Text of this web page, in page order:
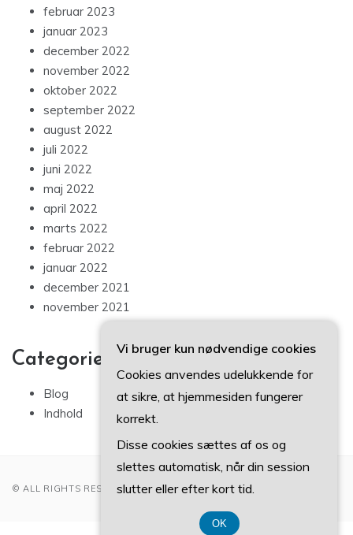
februar 2023
januar 2023
december 2022
november 2022
oktober 2022
september 2022
august 2022
juli 2022
juni 2022
maj 2022
april 2022
marts 2022
februar 2022
januar 2022
december 2021
november 2021
Categories
Blog
Indhold
© ALL RIGHTS RESERVED 2022
Vi bruger kun nødvendige cookies
Cookies anvendes udelukkende for
at sikre, at hjemmesiden fungerer
korrekt.
Disse cookies sættes af os og
slettes automatisk, når din session
slutter eller efter kort tid.
OK